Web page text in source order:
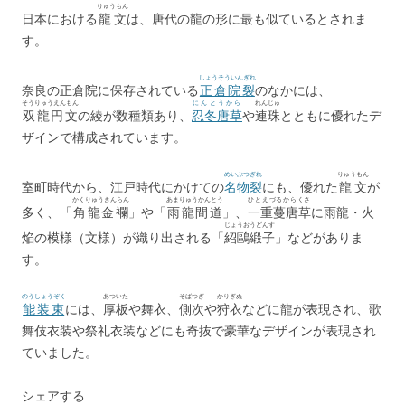
日本における龍文
りゅうもん
は、唐代の龍の形に最も似ているとされま
す。
奈良の正倉院に保存されている正倉院裂
しょうそういんぎれ
のなかには、
双龍円文
そうりゅうえんもん
の綾が数種類あり、 忍冬唐草
にんとうから
や連珠
れんじゅ
とともに優れたデ
ザインで構成されています。
室町時代から、江戸時代にかけての名物裂
めいぶつぎれ
にも、優れた龍文
りゅうもん
が
多く、「角龍金襴
かくりゅうきんらん
」や「雨龍間道
あまりゅうかんとう
」、 一重蔓唐草
ひとえづるからくさ
に雨龍・火
焔の模様（文様）が織り出される「紹鷗緞子
じょうおうどんす
」などがありま
す。
能装束
のうしょうぞく
には、 厚板
あついた
や舞衣、 側次
そばつぎ
や狩衣
かりぎぬ
などに龍が表現され、歌
舞伎衣装や祭礼衣装などにも奇抜で豪華なデザインが表現され
ていました。
シェアする